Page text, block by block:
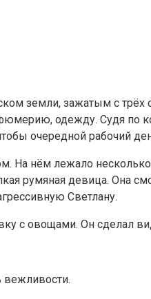
земли, зажатым с
одежду. Судя по
очередной рабочий
нём лежало несколько
румяная девица.
Светлану.
с овощами. Он сделал